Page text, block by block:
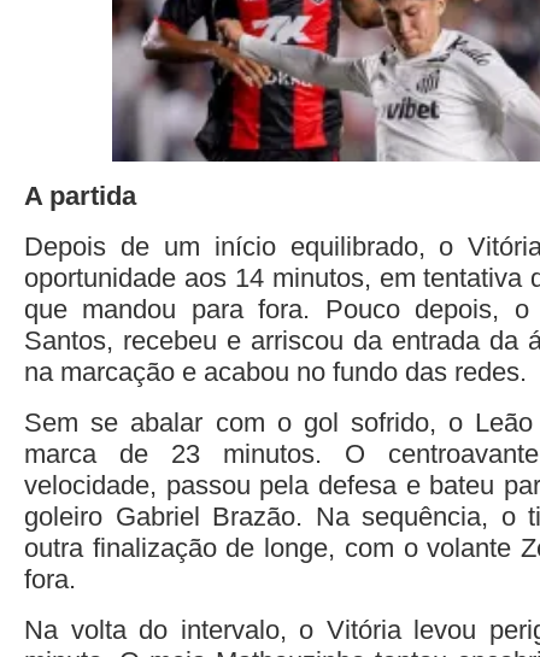
A partida
Depois de um início equilibrado, o
oportunidade aos 14 minutos, em tentativa
que mandou para fora. Pouco depois,
Santos, recebeu e arriscou da entrada da
na marcação e acabou no fundo das redes.
Sem se abalar com o gol sofrido, o
marca de 23 minutos. O
velocidade, passou pela defesa e bateu
goleiro Gabriel Brazão. Na sequência, o
outra finalização de longe, com o volante
fora.
Na volta do intervalo, o Vitória levou